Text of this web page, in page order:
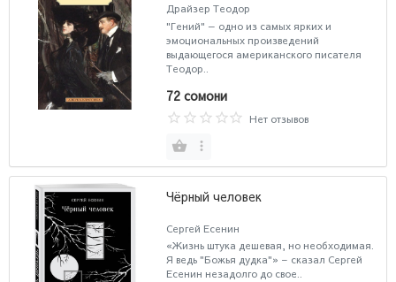
Драйзер Теодор
"Гений" — одно из самых ярких и
эмоциональных произведений
выдающегося американского писателя
Теодор..
72 сомони
Нет отзывов
Чёрный человек
Сергей Есенин
«Жизнь штука дешевая, но необходимая.
Я ведь "Божья дудка"» – сказал Сергей
Есенин незадолго до свое..